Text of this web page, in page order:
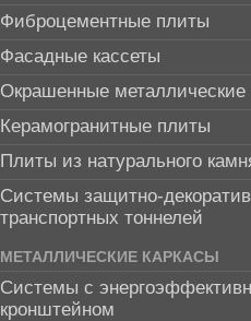
Фиброцементные плиты
Фасадные кассеты
Окрашенные металлические
Керамогранитные плиты
Плиты из натурального
Системы защитно-
транспортных тоннелей
МЕТАЛЛИЧЕСКИЕ КАРКАСЫ
Системы с
кронштейном